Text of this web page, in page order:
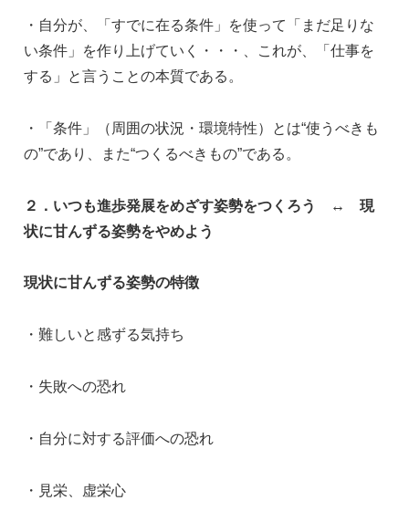
・自分が、「すでに在る条件」を使って「まだ足りな
い条件」を作り上げていく・・・、これが、「仕事を
する」と言うことの本質である。
・「条件」（周囲の状況・環境特性）とは“使うべきも
の”であり、また“つくるべきもの”である。
２．いつも進歩発展をめざす姿勢をつくろう ↔ 現
状に甘んずる姿勢をやめよう
現状に甘んずる姿勢の特徴
・難しいと感ずる気持ち
・失敗への恐れ
・自分に対する評価への恐れ
・見栄、虚栄心